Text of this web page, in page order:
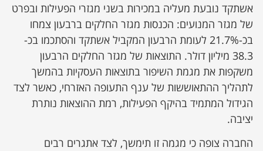
אשתקד נובעת מעליה במכירות בשני מגזרי הפעילות ובפרט
של מגזר המנועים: הכנסות מגזר החלקים ברבעון צמחו
בכ-21.7% לעומת הרבעון המקביל אשתקד והסתכמו בכ-
38.3 מיליון דולר. התוצאות של מגזר החלקים הרבעון
משקפות את מגמת השיפור בתוצאות העסקיות בהמשך
לתהליך ההתאוששות של ענף התעופה האזרחי, כאשר לצד
הגידול המתמיד בהיקף הפעילות, רמת ההוצאות נותרת
יציבה.
החברה צופה כי מגמה זו תימשך, לצד אתגרים רבים